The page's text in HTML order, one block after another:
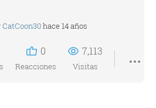
CatCoon30hace 14 años
0
Reacciones
7,113
Visitas